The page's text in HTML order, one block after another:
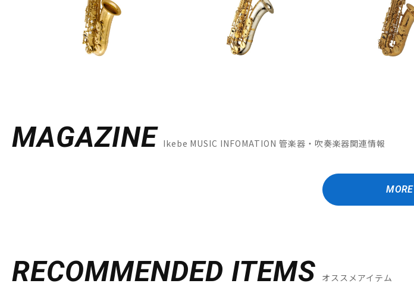
MAGAZINE Ikebe MUSIC INFOMATION 管楽器・吹奏楽器関連情報
MORE
RECOMMENDED ITEMS オススメアイテム